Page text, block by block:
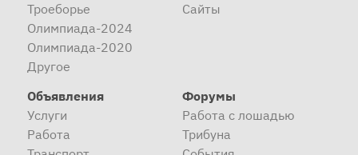
Троеборье
Олимпиада-2024
Олимпиада-2020
Другое
Сайты
Объявления
Услуги
Работа
Форумы
Работа с лошадью
Трибуна